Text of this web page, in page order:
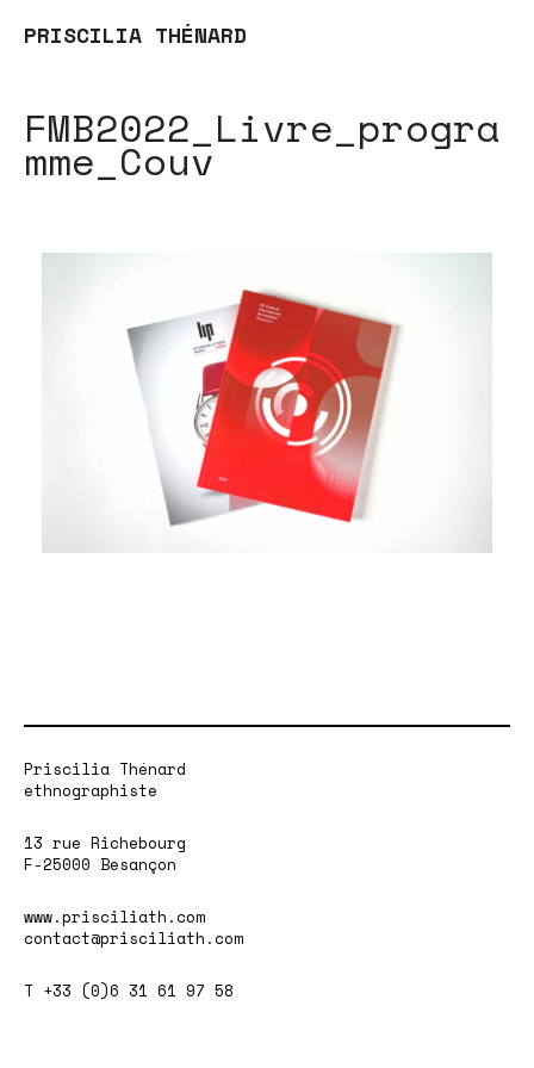
PRISCILIA THÉNARD
FMB2022_Livre_progra
mme_Couv
Priscilia Thénard
ethnographiste
13 rue Richebourg
F-25000 Besançon
www.prisciliath.com
contact@prisciliath.com
T +33 (0)6 31 61 97 58